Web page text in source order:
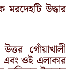
উদ্ধার
গোঁয়াখালী
এবং ওই এলাকার